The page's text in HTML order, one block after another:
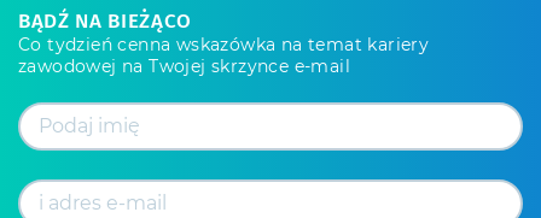
BĄDŹ NA BIEŻĄCO
Co tydzień cenna wskazówka na temat kariery
zawodowej na Twojej skrzynce e-mail